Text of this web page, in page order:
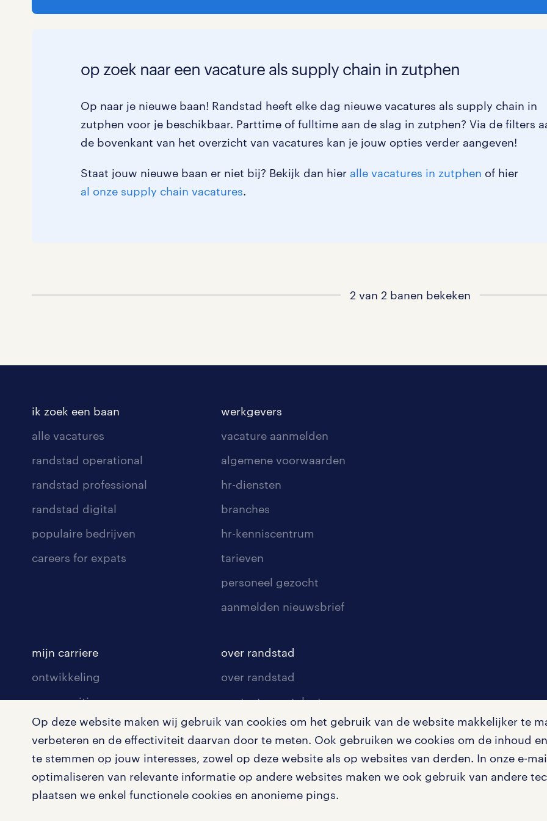
Op deze website maken wij gebruik van cookies om het gebruik van de website makkelijker te
verbeteren en de effectiviteit daarvan door te meten. Ook gebruiken we cookies om de inhoud
te stemmen op jouw interesses, zowel op deze website als op websites van derden. In onze e-
optimaliseren van relevante informatie op andere websites maken we ook gebruik van andere
plaatsen we enkel functionele cookies en anonieme pings.
op zoek naar een vacature als supply chain in zutphen
Op naar je nieuwe baan! Randstad heeft elke dag nieuwe vacatures als supply chain in
zutphen voor je beschikbaar. Parttime of fulltime aan de slag in zutphen? Via de filters
de bovenkant van het overzicht van vacatures kan je jouw opties verder aangeven!
Staat jouw nieuwe baan er niet bij? Bekijk dan hier alle vacatures in zutphen of hier
al onze supply chain vacatures.
2 van 2 banen bekeken
ik zoek een baan
alle vacatures
randstad operational
randstad professional
randstad digital
populaire bedrijven
careers for expats
werkgevers
vacature aanmelden
algemene voorwaarden
hr-diensten
branches
hr-kenniscentrum
tarieven
personeel gezocht
aanmelden nieuwsbrief
mijn carriere
ontwikkeling
communities
opleidingen en trainingen
arbeidsvoorwaarden
blogs en artikelen
over randstad
over randstad
contact voor talent
contact voor werkgevers
pers
klachten en misstanden